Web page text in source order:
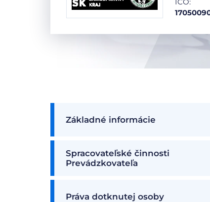
Základné informácie
Spracovateľské činnosti
Prevádzkovateľa
Práva dotknutej osoby